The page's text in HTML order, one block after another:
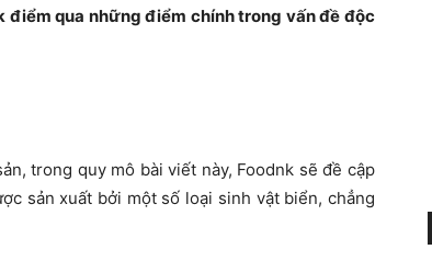
điểm qua những điểm chính trong vấn đề độc
trong quy mô bài viết này, Foodnk sẽ đề cập
sản xuất bởi một số loại sinh vật biển, chẳng